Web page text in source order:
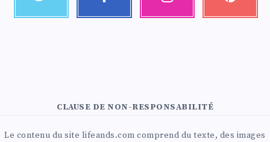
CLAUSE DE NON-RESPONSABILITÉ
Le contenu du site lifeands.com comprend du texte, des images